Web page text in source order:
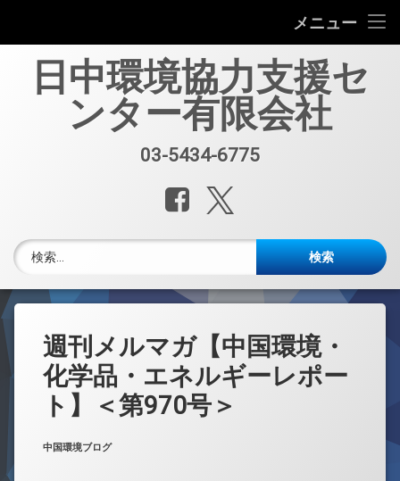
メニュー
中国環境規制対応セミナー（第33回）
中国環境規制対応支援業務紹介
セミナー、資料販売
中文
お問合せ
日中環境協力支援セ
ンター有限会社
03-5434-6775
Facebook
週刊メルマガ【中国環境・
化学品・エネルギーレポー
ト】＜第970号＞
Posted on 2021年7月26日
Updated on 2021年7月26日
byw059105
カテゴリー:
中国環境ブログ